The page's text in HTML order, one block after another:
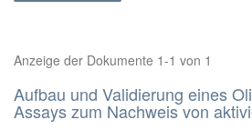
Anzeige der Dokumente 1-1 von 1
Aufbau und Validierung eines
Assays zum Nachweis von